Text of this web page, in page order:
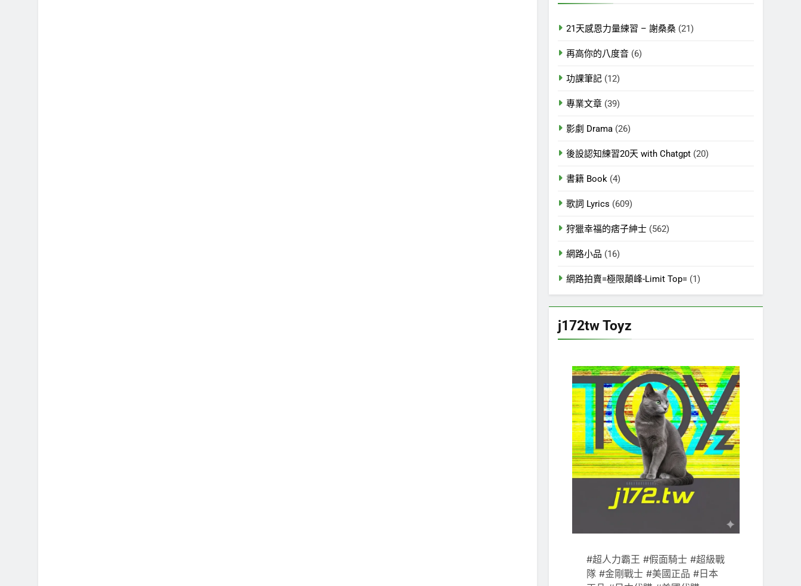
21天感恩力量練習 – 謝桑桑 (21)
再高你的八度音 (6)
功課筆記 (12)
專業文章 (39)
影劇 Drama (26)
後設認知練習20天 with Chatgpt (20)
書籍 Book (4)
歌詞 Lyrics (609)
狩獵幸福的痞子紳士 (562)
網路小品 (16)
網路拍賣=極限顛峰-Limit Top= (1)
j172tw Toyz
#超人力霸王 #假面騎士 #超級戰
隊 #金剛戰士 #美國正品 #日本